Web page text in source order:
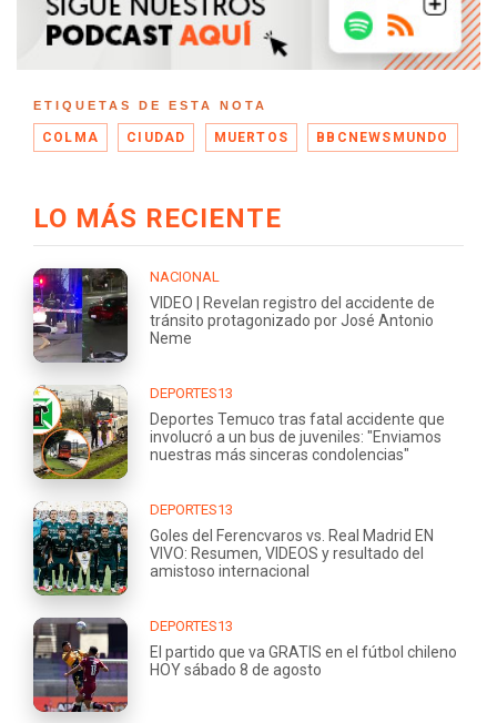
ETIQUETAS DE ESTA NOTA
COLMA CIUDAD MUERTOS BBCNEWSMUNDO
LO MÁS RECIENTE
NACIONAL
VIDEO | Revelan registro del accidente de
tránsito protagonizado por José Antonio
Neme
DEPORTES13
Deportes Temuco tras fatal accidente que
involucró a un bus de juveniles: "Enviamos
nuestras más sinceras condolencias"
DEPORTES13
Goles del Ferencvaros vs. Real Madrid EN
VIVO: Resumen, VIDEOS y resultado del
amistoso internacional
DEPORTES13
El partido que va GRATIS en el fútbol chileno
HOY sábado 8 de agosto